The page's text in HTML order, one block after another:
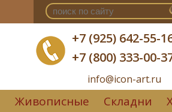
+7 (925) 642-55-
+7 (800) 333-00-
info@icon-art.ru
Живописные Складни